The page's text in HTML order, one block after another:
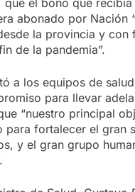
abonado por Nación
la provincia y con
de la pandemia”.
a los equipos de
para llevar
“nuestro principal
para fortalecer el gran
y el gran grupo